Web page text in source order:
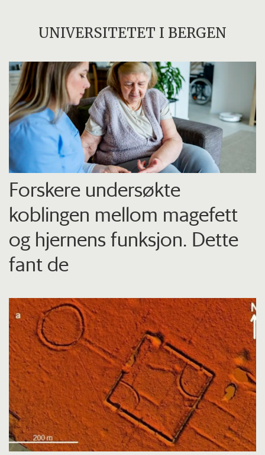
UNIVERSITETET I BERGEN
Forskere undersøkte
koblingen mellom magefett
og hjernens funksjon. Dette
fant de